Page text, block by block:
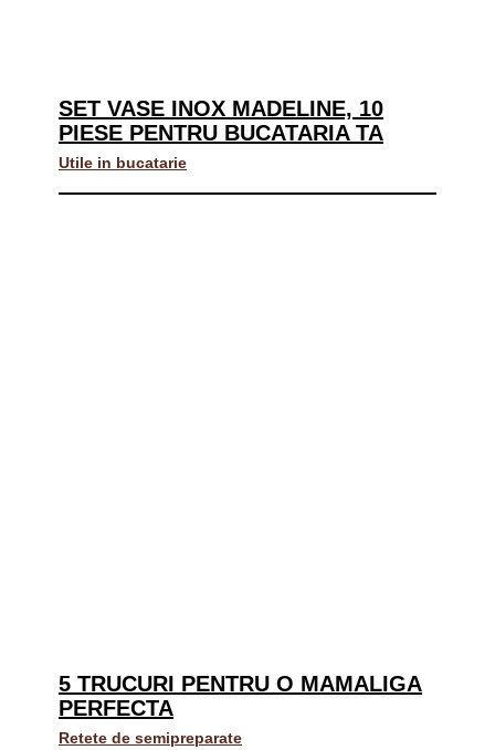
SET VASE INOX MADELINE, 10
PIESE PENTRU BUCATARIA TA
Utile in bucatarie
5 TRUCURI PENTRU O MAMALIGA
PERFECTA
Retete de semipreparate